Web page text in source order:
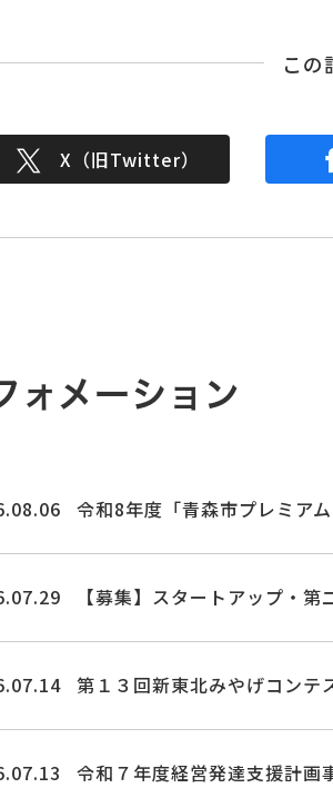
この
X（旧Twitter）
ォメーション
令和8年度「青森市プレミア
【募集】スタートアップ・
第１３回新東北みやげコンテ
令和７年度経営発達支援計画